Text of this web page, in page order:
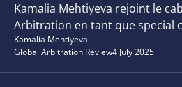
Kamalia Mehtiyeva rejoint le
Arbitration en tant que special
Kamalia Mehtiyeva
Global Arbitration Review4 July 2025